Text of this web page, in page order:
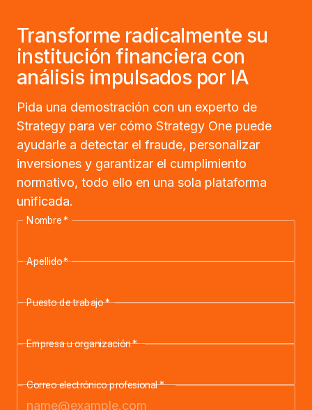
Transforme radicalmente su
institución financiera con
análisis impulsados por IA
Pida una demostración con un experto de
Strategy para ver cómo Strategy One puede
ayudarle a detectar el fraude, personalizar
inversiones y garantizar el cumplimiento
normativo, todo ello en una sola plataforma
unificada.
Nombre*
Apellido*
Puesto de trabajo*
Empresa u organización*
Correo electrónico profesional*